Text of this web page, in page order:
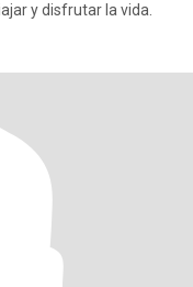
y disfrutar la vida.